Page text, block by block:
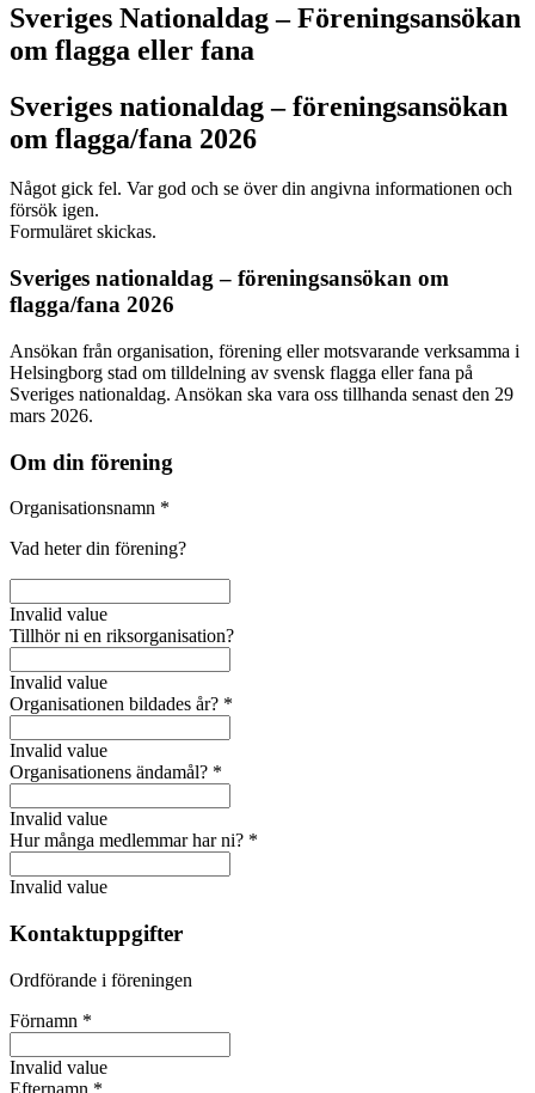
Sveriges Nationaldag – Föreningsansökan
om flagga eller fana
Sveriges nationaldag – föreningsansökan
om flagga/fana 2026
Något gick fel. Var god och se över din angivna informationen och
försök igen.
Formuläret skickas.
Sveriges nationaldag – föreningsansökan om
flagga/fana 2026
Ansökan från organisation, förening eller motsvarande verksamma i
Helsingborg stad om tilldelning av svensk flagga eller fana på
Sveriges nationaldag. Ansökan ska vara oss tillhanda senast den 29
mars 2026.
Om din förening
Organisationsnamn *
Vad heter din förening?
Invalid value
Tillhör ni en riksorganisation?
Invalid value
Organisationen bildades år? *
Invalid value
Organisationens ändamål? *
Invalid value
Hur många medlemmar har ni? *
Invalid value
Kontaktuppgifter
Ordförande i föreningen
Förnamn *
Invalid value
Efternamn *